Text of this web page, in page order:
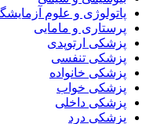
پاتولوژی و علوم
پرستاری و مامایی
پزشکی ارتوپدی
پزشکی تنفسی
پزشکی خانواده
پزشکی خواب
پزشکی داخلی
پزشکی درد